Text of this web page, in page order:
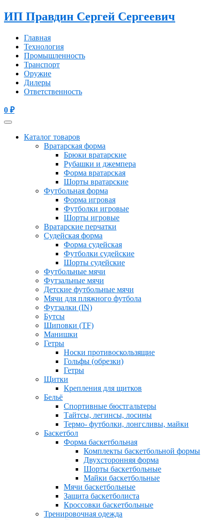
ИП Правдин Сергей Сергеевич
Главная
Технология
Промышленность
Транспорт
Оружие
Дилеры
Ответственность
0 ₽
Каталог товаров
Вратарская форма
Брюки вратарские
Рубашки и джемпера
Форма вратарская
Шорты вратарские
Футбольная форма
Форма игровая
Футболки игровые
Шорты игровые
Вратарские перчатки
Судейская форма
Форма судейская
Футболки судейские
Шорты судейские
Футбольные мячи
Футзальные мячи
Детские футбольные мячи
Мячи для пляжного футбола
Футзалки (IN)
Бутсы
Шиповки (TF)
Манишки
Гетры
Носки противоскользящие
Гольфы (обрезки)
Гетры
Щитки
Крепления для щитков
Бельё
Спортивные бюстгальтеры
Тайтсы, легинсы, лосины
Термо- футболки, лонгсливы, майки
Баскетбол
Форма баскетбольная
Комплекты баскетбольной формы
Двухсторонняя форма
Шорты баскетбольные
Майки баскетбольные
Мячи баскетбольные
Защита баскетболиста
Кроссовки баскетбольные
Тренировочная одежда